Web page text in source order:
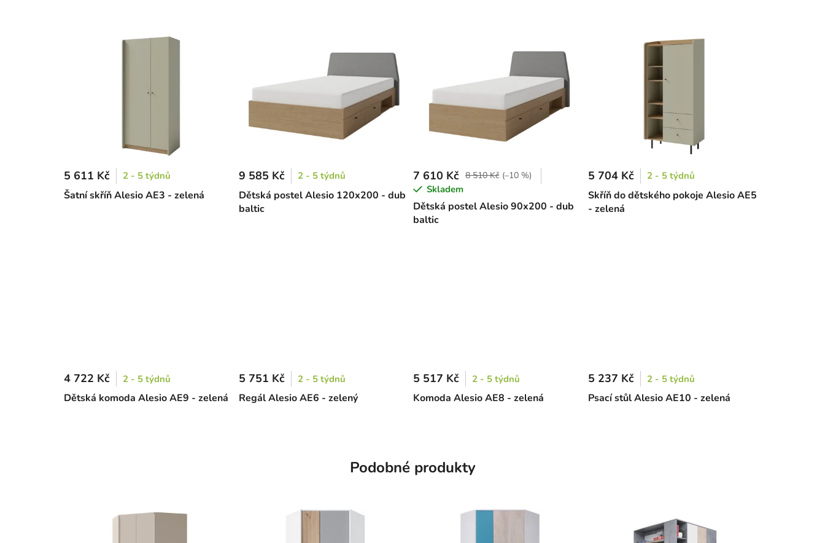
Šatní skříň Alesio AE3 - zelená
5 611 Kč 2 - 5 týdnů
Dětská postel Alesio 120x200 - dub
baltic
9 585 Kč 2 - 5 týdnů
Dětská postel Alesio 90x200 - dub
baltic
7 610 Kč 8 510 Kč (–10 %)
Skladem
Skříň do dětského pokoje Alesio AE5
- zelená
5 704 Kč 2 - 5 týdnů
Dětská komoda Alesio AE9 - zelená
4 722 Kč 2 - 5 týdnů
Regál Alesio AE6 - zelený
5 751 Kč 2 - 5 týdnů
Komoda Alesio AE8 - zelená
5 517 Kč 2 - 5 týdnů
Psací stůl Alesio AE10 - zelená
5 237 Kč 2 - 5 týdnů
Podobné produkty